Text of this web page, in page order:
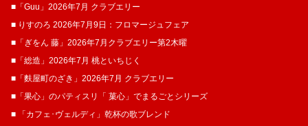
■「Guu」2026年7月 クラブエリー
■ りすのろ 2026年7月9日：フロマージュフェア
■「ぎをん 藤」2026年7月クラブエリー第2木曜
■「総造」2026年7月 桃といちじく
■「麩屋町のざき」2026年7月 クラブエリー
■「果心」のパティスリ「 菓​心」でまるごとシリーズ
■ 「カフェ･ヴェルディ」乾杯の歌ブレンド